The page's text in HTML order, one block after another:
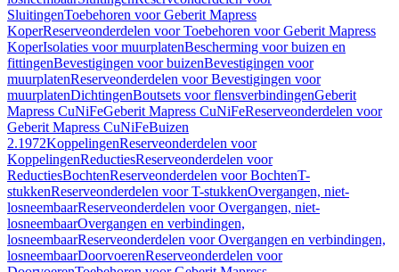
SluitingenToebehoren voor Geberit Mapress
KoperReserveonderdelen voor Toebehoren voor Geberit Mapress
KoperIsolaties voor muurplatenBescherming voor buizen en
fittingenBevestigingen voor buizenBevestigingen voor
muurplatenReserveonderdelen voor Bevestigingen voor
muurplatenDichtingenBoutsets voor flensverbindingenGeberit
Mapress CuNiFeGeberit Mapress CuNiFeReserveonderdelen voor
Geberit Mapress CuNiFeBuizen
2.1972KoppelingenReserveonderdelen voor
KoppelingenReductiesReserveonderdelen voor
ReductiesBochtenReserveonderdelen voor BochtenT-
stukkenReserveonderdelen voor T-stukkenOvergangen, niet-
losneembaarReserveonderdelen voor Overgangen, niet-
losneembaarOvergangen en verbindingen,
losneembaarReserveonderdelen voor Overgangen en verbindingen,
losneembaarDoorvoerenReserveonderdelen voor